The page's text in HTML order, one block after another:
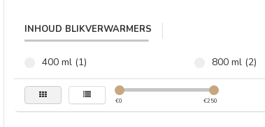
INHOUD BLIKVERWARMERS
400 ml (1) 800 ml (2)
€0 €250